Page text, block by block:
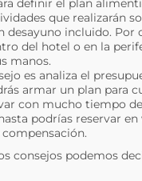
definir el plan
que realizarán
desayuno incluido. Por
del hotel o en la
manos.
es analiza el
armar un plan para
con mucho tiempo
podrías reservar
consejos podemos